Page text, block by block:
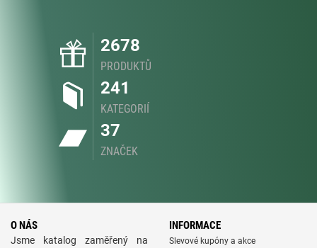
2678
PRODUKTŮ
241
KATEGORIÍ
37
ZNAČEK
O NÁS
Jsme katalog zaměřený na
INFORMACE
Slevové kupóny a akce